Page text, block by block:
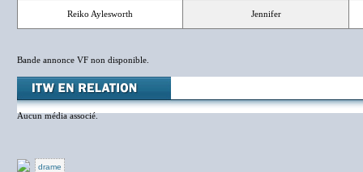
Reiko Aylesworth Jennifer
Bande annonce VF non disponible.
Aucun média associé.
drame